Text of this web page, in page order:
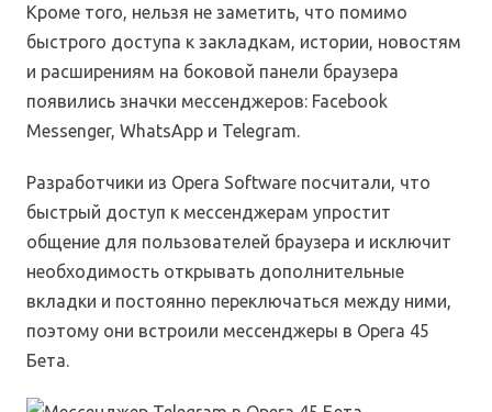
Кроме того, нельзя не заметить, что помимо
быстрого доступа к закладкам, истории, новостям
и расширениям на боковой панели браузера
появились значки мессенджеров: Facebook
Messenger, WhatsApp и Telegram.
Разработчики из Opera Software посчитали, что
быстрый доступ к мессенджерам упростит
общение для пользователей браузера и исключит
необходимость открывать дополнительные
вкладки и постоянно переключаться между ними,
поэтому они встроили мессенджеры в Opera 45
Бета.